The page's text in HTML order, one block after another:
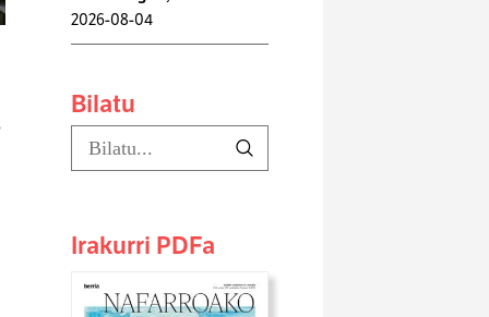
2026-08-04
Bilatu
Irakurri PDFa